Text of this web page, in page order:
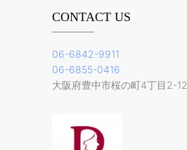
CONTACT US
06-6842-9911
06-6855-0416
大阪府豊中市桜の町4丁目2-12